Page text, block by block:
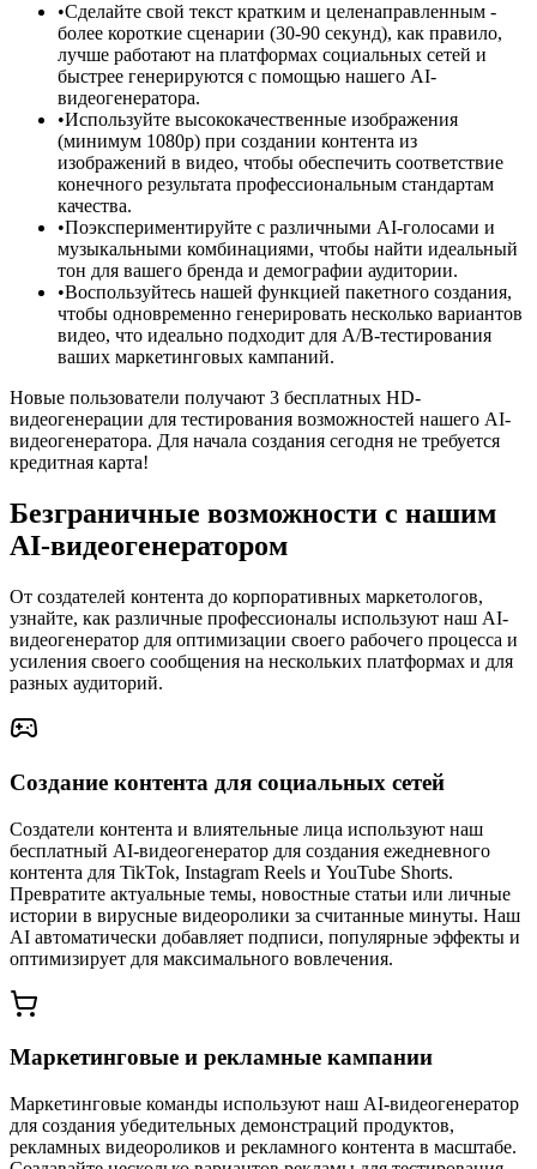
•Сделайте свой текст кратким и целенаправленным -
более короткие сценарии (30-90 секунд), как правило,
лучше работают на платформах социальных сетей и
быстрее генерируются с помощью нашего AI-
видеогенератора.
•Используйте высококачественные изображения
(минимум 1080p) при создании контента из
изображений в видео, чтобы обеспечить соответствие
конечного результата профессиональным стандартам
качества.
•Поэкспериментируйте с различными AI-голосами и
музыкальными комбинациями, чтобы найти идеальный
тон для вашего бренда и демографии аудитории.
•Воспользуйтесь нашей функцией пакетного создания,
чтобы одновременно генерировать несколько вариантов
видео, что идеально подходит для A/B-тестирования
ваших маркетинговых кампаний.
Новые пользователи получают 3 бесплатных HD-
видеогенерации для тестирования возможностей нашего AI-
видеогенератора. Для начала создания сегодня не требуется
кредитная карта!
Безграничные возможности с нашим
AI-видеогенератором
От создателей контента до корпоративных маркетологов,
узнайте, как различные профессионалы используют наш AI-
видеогенератор для оптимизации своего рабочего процесса и
усиления своего сообщения на нескольких платформах и для
разных аудиторий.
Создание контента для социальных сетей
Создатели контента и влиятельные лица используют наш
бесплатный AI-видеогенератор для создания ежедневного
контента для TikTok, Instagram Reels и YouTube Shorts.
Превратите актуальные темы, новостные статьи или личные
истории в вирусные видеоролики за считанные минуты. Наш
AI автоматически добавляет подписи, популярные эффекты и
оптимизирует для максимального вовлечения.
Маркетинговые и рекламные кампании
Маркетинговые команды используют наш AI-видеогенератор
для создания убедительных демонстраций продуктов,
рекламных видеороликов и рекламного контента в масштабе.